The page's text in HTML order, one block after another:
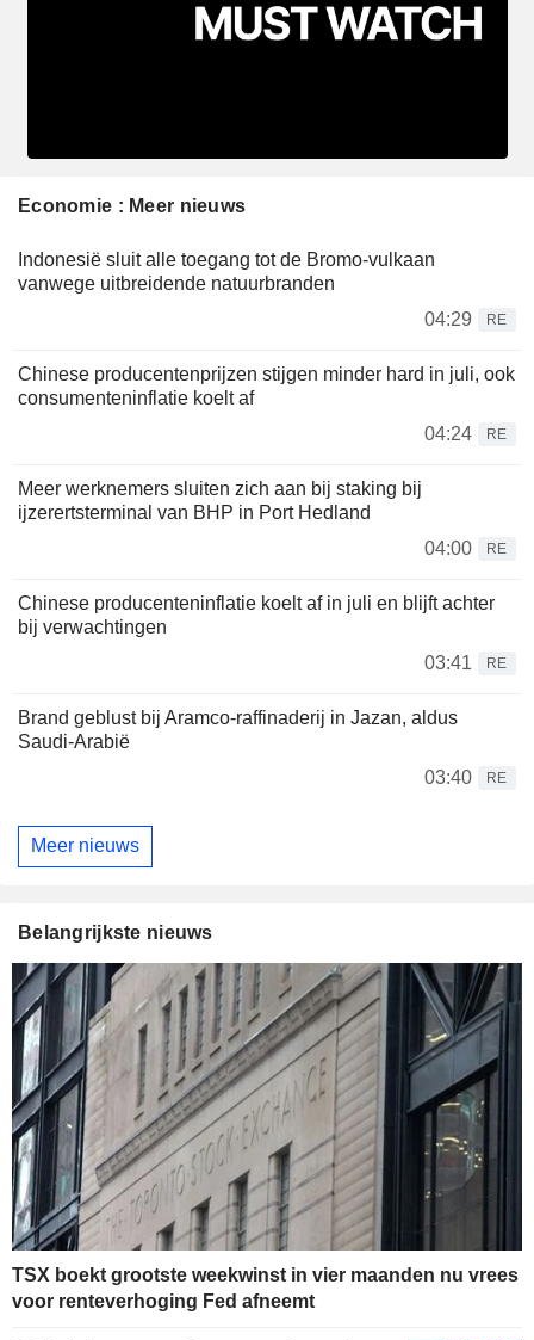
Economie : Meer nieuws
Indonesië sluit alle toegang tot de Bromo-vulkaan
vanwege uitbreidende natuurbranden
04:29
RE
Chinese producentenprijzen stijgen minder hard in juli, ook
consumenteninflatie koelt af
04:24
RE
Meer werknemers sluiten zich aan bij staking bij
ijzerertsterminal van BHP in Port Hedland
04:00
RE
Chinese producenteninflatie koelt af in juli en blijft achter
bij verwachtingen
03:41
RE
Brand geblust bij Aramco-raffinaderij in Jazan, aldus
Saudi-Arabië
03:40
RE
Meer nieuws
Belangrijkste nieuws
TSX boekt grootste weekwinst in vier maanden nu vrees
voor renteverhoging Fed afneemt